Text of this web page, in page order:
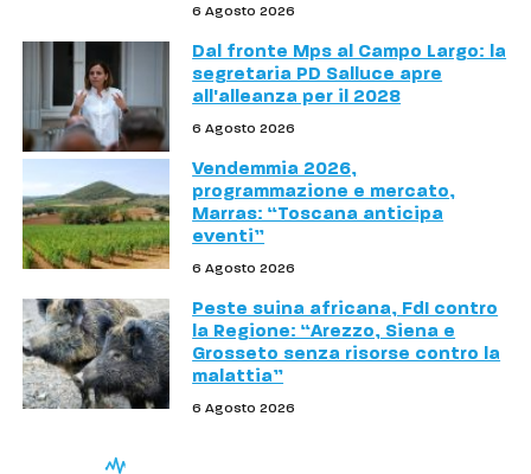
6 Agosto 2026
Dal fronte Mps al Campo Largo: la
segretaria PD Salluce apre
all'alleanza per il 2028
6 Agosto 2026
Vendemmia 2026,
programmazione e mercato,
Marras: “Toscana anticipa
eventi”
6 Agosto 2026
Peste suina africana, FdI contro
la Regione: “Arezzo, Siena e
Grosseto senza risorse contro la
malattia”
6 Agosto 2026